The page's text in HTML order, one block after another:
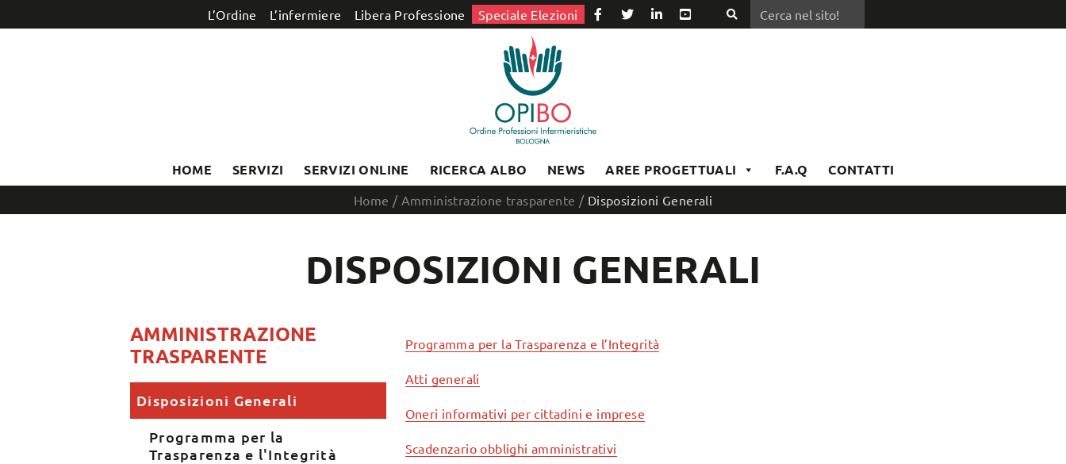
L’Ordine L’infermiere Libera Professione Speciale Elezioni
Cerca
HOME SERVIZI SERVIZI ONLINE RICERCA ALBO NEWS AREE PROGETTUALI F.A.Q CONTATTI
Home / Amministrazione trasparente / Disposizioni Generali
DISPOSIZIONI GENERALI
Programma per la Trasparenza e l’Integrità
Atti generali
Oneri informativi per cittadini e imprese
Scadenzario obblighi amministrativi
AMMINISTRAZIONE
TRASPARENTE
Disposizioni Generali
Programma per la
Trasparenza e l'Integrità